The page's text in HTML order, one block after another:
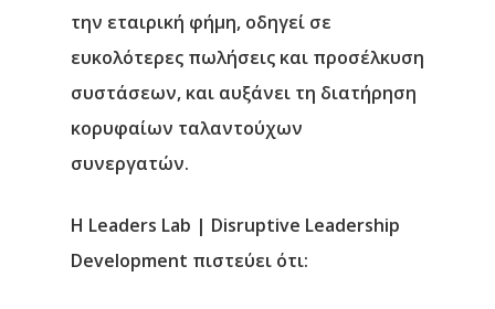
την εταιρική φήμη, οδηγεί σε
ευκολότερες πωλήσεις και προσέλκυση
συστάσεων, και αυξάνει τη διατήρηση
κορυφαίων ταλαντούχων
συνεργατών.
Η Leaders Lab | Disruptive Leadership
Development πιστεύει ότι: